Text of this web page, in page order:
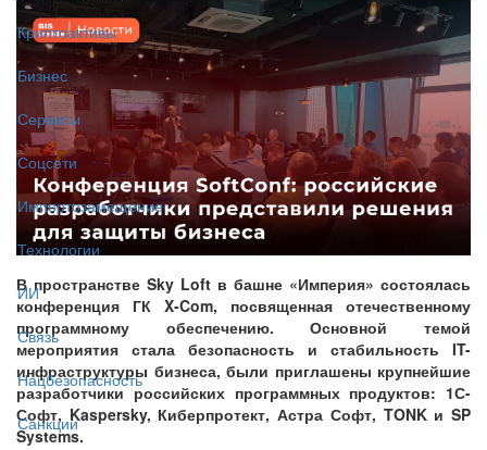
Криптоактивы
Бизнес
Сервисы
Соцсети
Импортозамещение
Технологии
ИИ
Связь
Нацбезопасность
Санкции
В пространстве Sky Loft в башне «Империя» состоялась
конференция ГК X-Com, посвященная отечественному
программному обеспечению. Основной темой
мероприятия стала безопасность и стабильность IT-
инфраструктуры бизнеса, были приглашены крупнейшие
разработчики российских программных продуктов: 1С-
Софт, Kaspersky, Киберпротект, Астра Софт, TONK и SP
Systems.